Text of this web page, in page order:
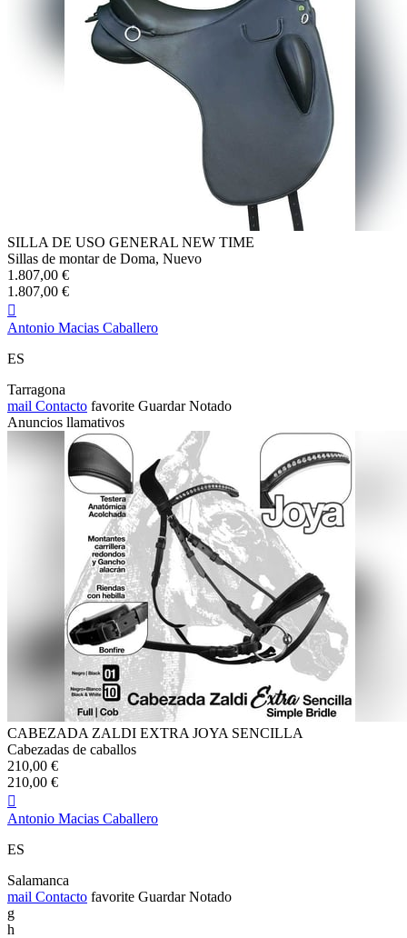
SILLA DE USO GENERAL NEW TIME
Sillas de montar de Doma, Nuevo
1.807,00 €
1.807,00 €

Antonio Macias Caballero
ES
Tarragona
mail Contacto favorite Guardar Notado
Anuncios llamativos
CABEZADA ZALDI EXTRA JOYA SENCILLA
Cabezadas de caballos
210,00 €
210,00 €

Antonio Macias Caballero
ES
Salamanca
mail Contacto favorite Guardar Notado
g
h